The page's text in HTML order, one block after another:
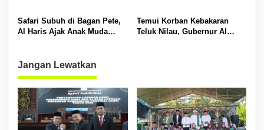
Safari Subuh di Bagan Pete,
Al Haris Ajak Anak Muda
Temui Korban Kebakaran
Teluk Nilau, Gubernur Al
Jangan Lewatkan